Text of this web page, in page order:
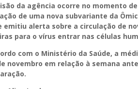
da agência ocorre no momento de
de uma nova subvariante da
emitiu alerta sobre a circulação de
para o vírus entrar nas células
com o Ministério da Saúde, a
novembro em relação à semana